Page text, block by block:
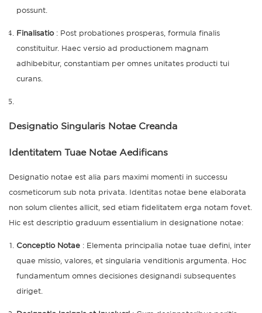
possunt.
Finalisatio: Post probationes prosperas, formula finalis
constituitur. Haec versio ad productionem magnam
adhibebitur, constantiam per omnes unitates producti tui
curans.
Designatio Singularis Notae Creanda
Identitatem Tuae Notae Aedificans
Designatio notae est alia pars maximi momenti in successu
cosmeticorum sub nota privata. Identitas notae bene elaborata
non solum clientes allicit, sed etiam fidelitatem erga notam fovet.
Hic est descriptio graduum essentialium in designatione notae:
Conceptio Notae : Elementa principalia notae tuae defini, inter
quae missio, valores, et singularia venditionis argumenta. Hoc
fundamentum omnes decisiones designandi subsequentes
diriget.